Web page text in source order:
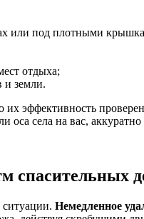
или под плотными
отдыха;
и земли.
эффективность
оса села на вас,
спасительных
Немедленное